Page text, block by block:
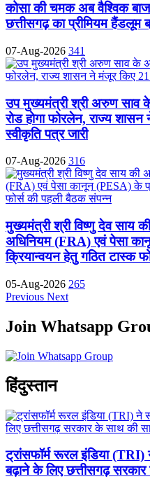
कोसा की चमक अब वैश्विक
छत्तीसगढ़ का प्रीमियम
07-Aug-2026 341
उप मुख्यमंत्री श्री अरुण साव
रोड होगा फोरलेन, राज्य
स्वीकृति पत्र जारी
07-Aug-2026 316
मुख्यमंत्री श्री विष्णु देव साय
अधिनियम (FRA) एवं पेसा
क्रियान्वयन हेतु गठित टास्क
05-Aug-2026 265
Previous Next
Join Whatsapp
हिंदुस्तान
ट्रांसफॉर्म रूरल इंडिया (TRI)
बढ़ाने के लिए छत्तीसगढ़